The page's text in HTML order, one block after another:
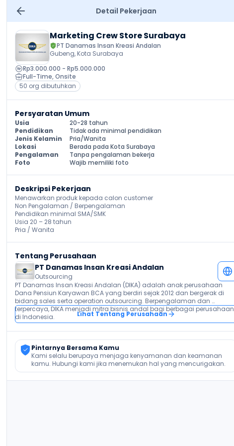
Detail Pekerjaan
Marketing Crew Store Surabaya
PT Danamas Insan Kreasi Andalan
Gubeng, Kota Surabaya
Rp3.000.000 - Rp5.000.000
Full-Time, Onsite
50 org dibutuhkan
Persyaratan Umum
Usia
20-28 tahun
Pendidikan
Tidak ada minimal pendidikan
Jenis Kelamin
Pria/Wanita
Lokasi
Berada pada Kota Surabaya
Pengalaman
Tanpa pengalaman bekerja
Foto
Wajib memiliki foto
Deskripsi Pekerjaan
Menawarkan produk kepada calon customer
Non Pengalaman / Berpengalaman
Pendidikan minimal SMA/SMK
Usia 20 – 28 tahun
Pria / Wanita
Tentang Perusahaan
PT Danamas Insan Kreasi Andalan
Outsourcing
PT Danamas Insan Kreasi Andalan (DIKA) adalah anak perusahaan
Dana Pensiun Karyawan BCA yang berdiri sejak 2012 dan bergerak di
bidang sales serta operation outsourcing. Berpengalaman dan
terpercaya, DIKA menjadi mitra bisnis andal bagi berbagai perusahaan
di Indonesia.
Lihat Tentang Perusahaan
Pintarnya Bersama Kamu
Kami selalu berupaya menjaga kenyamanan dan keamanan
kamu. Hubungi kami jika menemukan hal yang mencurigakan.